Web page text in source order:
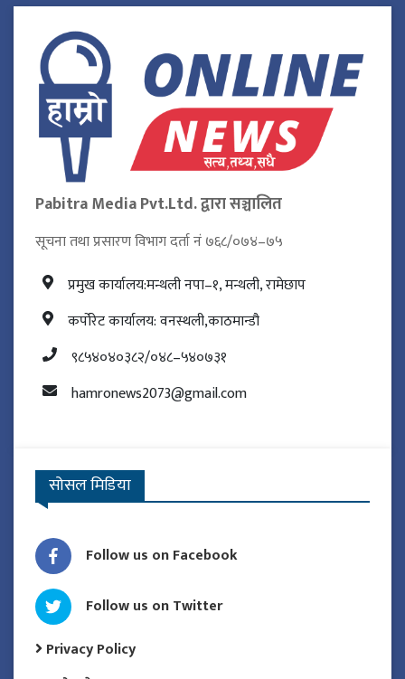
Pabitra Media Pvt.Ltd. द्वारा सञ्चालित
सूचना तथा प्रसारण विभाग दर्ता नं ७६८/०७४–७५
प्रमुख कार्यालय:मन्थली नपा–१, मन्थली, रामेछाप
कर्पोरेट कार्यालय: वनस्थली,काठमान्डौ
९८५४०४०३८२/०४८–५४०७३१
hamronews2073@gmail.com
सोसल मिडिया
Follow us on Facebook
Follow us on Twitter
Privacy Policy